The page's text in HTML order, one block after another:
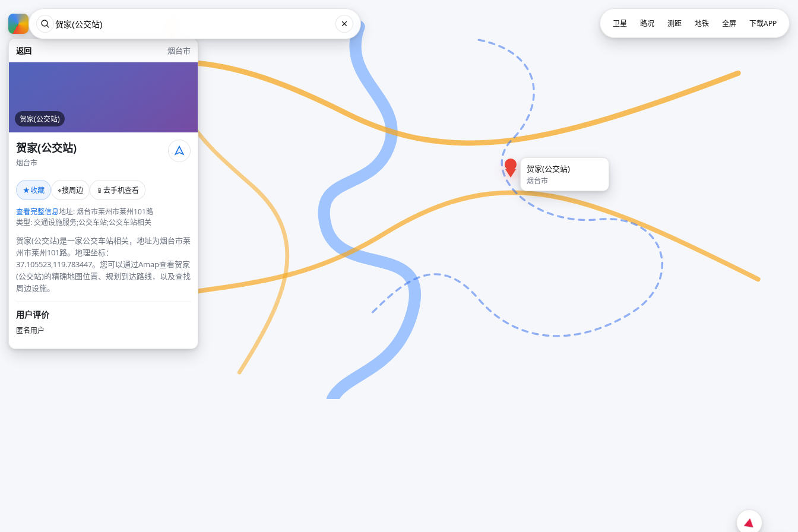
返回 烟台市
贺家(公交站)
贺家(公交站)
烟台市
★收藏 ⌖搜周边 📱 去手机查看
查看完整信息地址: 烟台市莱州市莱州101路
类型: 交通设施服务;公交车站;公交车站相关
贺家(公交站)是一家公交车站相关，地址为烟台市莱
州市莱州101路。地理坐标：
37.105523,119.783447。您可以通过Amap查看贺家
(公交站)的精确地图位置、规划到达路线，以及查找
周边设施。
用户评价
匿名用户
贺家(公交站)
烟台市
卫星 路况 测距 地铁 全屏 下载APP